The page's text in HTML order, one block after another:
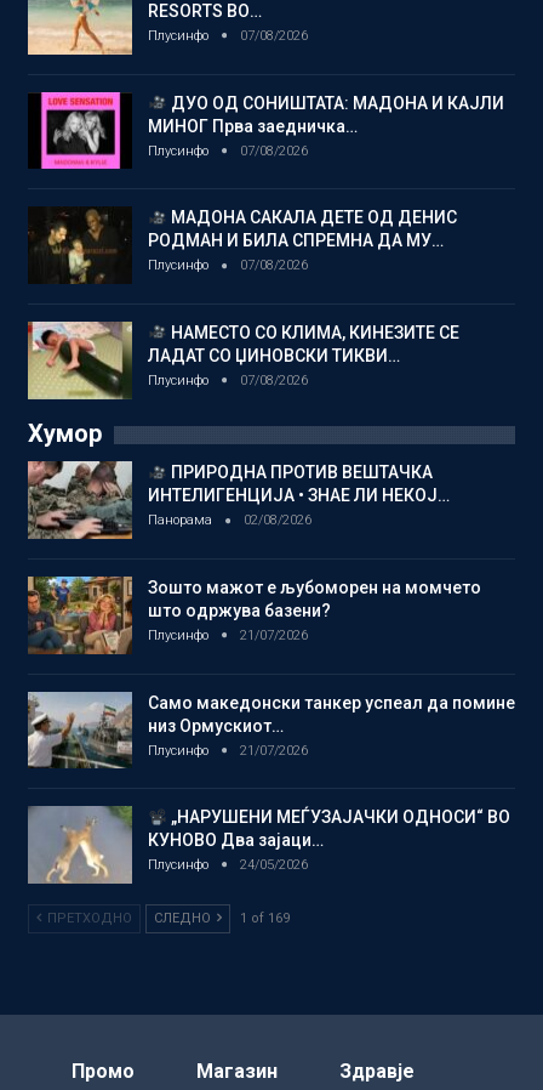
RESORTS ВО…
Плусинфо 07/08/2026
ДУО ОД СОНИШТАТА: МАДОНА И КАЈЛИ
МИНОГ Прва заедничка…
Плусинфо 07/08/2026
МАДОНА САКАЛА ДЕТЕ ОД ДЕНИС
РОДМАН И БИЛА СПРЕМНА ДА МУ…
Плусинфо 07/08/2026
НАМЕСТО СО КЛИМА, КИНЕЗИТЕ СЕ
ЛАДАТ СО ЏИНОВСКИ ТИКВИ…
Плусинфо 07/08/2026
Хумор
ПРИРОДНА ПРОТИВ ВЕШТАЧКА
ИНТЕЛИГЕНЦИЈА • ЗНАЕ ЛИ НЕКОЈ…
Панорама 02/08/2026
Зошто мажот е љубоморен на момчето
што одржува базени?
Плусинфо 21/07/2026
Само македонски танкер успеал да помине
низ Ормускиот…
Плусинфо 21/07/2026
„НАРУШЕНИ МЕЃУЗАЈАЧКИ ОДНОСИ“ ВО
КУНОВО Два зајаци…
Плусинфо 24/05/2026
ПРЕТХОДНО СЛЕДНО 1 of 169
Промо Магазин Здравје